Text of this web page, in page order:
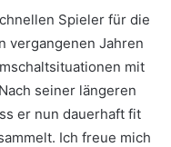
Spieler für die
vergangenen Jahren
mit
seiner längeren
er nun dauerhaft fit
Ich freue mich